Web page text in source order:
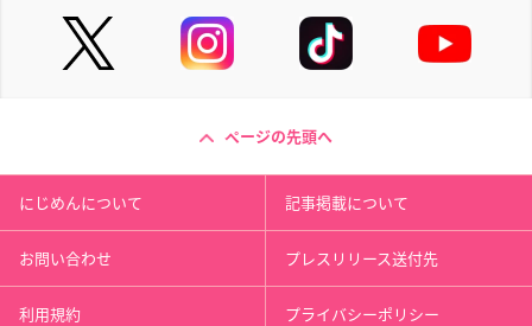
ページの先頭へ
にじめんについて 記事掲載について
お問い合わせ プレスリリース送付先
利用規約 プライバシーポリシー